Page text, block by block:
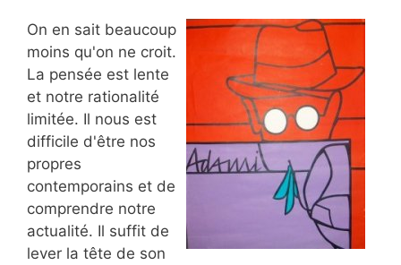
On en sait beaucoup
moins qu'on ne croit.
La pensée est lente
et notre rationalité
limitée. Il nous est
difficile d'être nos
propres
contemporains et de
comprendre notre
actualité. Il suffit de
lever la tête de son